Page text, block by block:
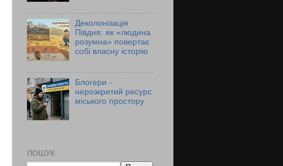
Деколонізація
Півдня: як «людина
розумна» повертає
собі власну історію
Блогери -
нерозкритий ресурс
міського простору
ПОШУК